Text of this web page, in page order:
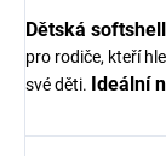
Dětská
pro rodiče, kteří
své děti. Ideální